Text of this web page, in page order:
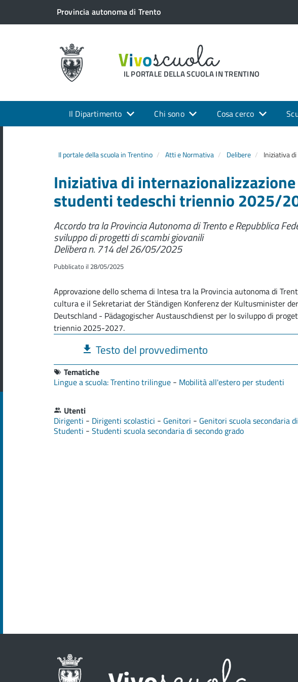
Provincia autonoma di Trento
IL PORTALE DELLA SCUOLA IN TRENTINO
Il Dipartimento Chi sono Cosa cerco
Il portale della scuola in Trentino Atti e Normativa Delibere Iniziativa
Iniziativa di
studenti tedeschi triennio 2025/
Accordo tra la Provincia Autonoma di Trento e Repubblica
sviluppo di progetti di scambi giovanili
Delibera n. 714 del 26/05/2025
Pubblicato il 28/05/2025
Approvazione dello schema di Intesa tra la Provincia autonoma di
cultura e il Sekretariat der Ständigen Konferenz der Kultusminister
Deutschland - Pädagogischer Austauschdienst per lo sviluppo di
triennio 2025-2027.
Testo del provvedimento
Tematiche
Lingue a scuola: Trentino trilingue - Mobilità all'estero per studenti
Utenti
Dirigenti - Dirigenti scolastici - Genitori - Genitori scuola secondaria
Studenti - Studenti scuola secondaria di secondo grado